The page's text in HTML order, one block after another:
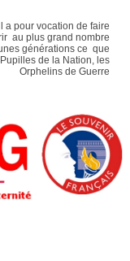
a pour vocation de faire
au plus grand nombre
générations ce que
de la Nation, les
Orphelins de Guerre